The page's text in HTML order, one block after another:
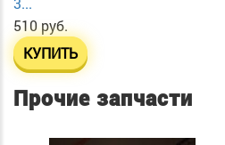
510 руб.
КУПИТЬ
Прочие запчасти